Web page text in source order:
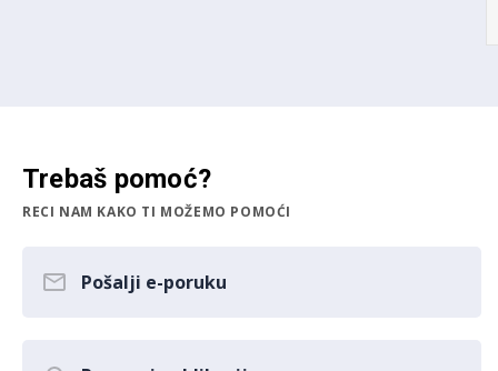
Trebaš pomoć?
RECI NAM KAKO TI MOŽEMO POMOĆI
Pošalji e-poruku